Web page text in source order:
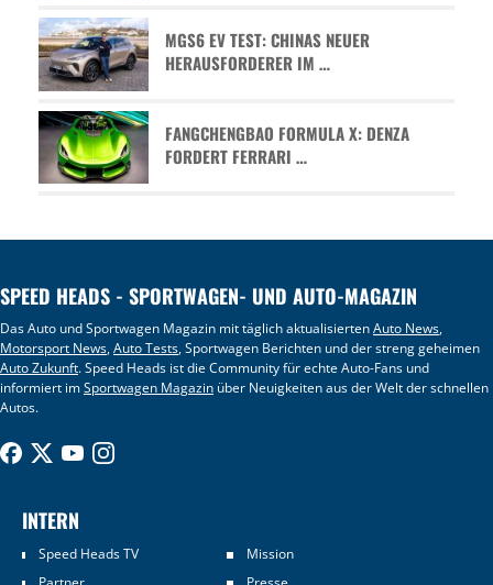
MGS6 EV TEST: CHINAS NEUER
HERAUSFORDERER IM …
FANGCHENGBAO FORMULA X: DENZA
FORDERT FERRARI …
SPEED HEADS - SPORTWAGEN- UND AUTO-MAGAZIN
Das Auto und Sportwagen Magazin mit täglich aktualisiertenAuto News,
Motorsport News,Auto Tests, Sportwagen Berichten und der streng geheimen
Auto Zukunft. Speed Heads ist die Community für echte Auto-Fans und
informiert imSportwagen Magazin über Neuigkeiten aus der Welt der schnellen
Autos.
INTERN
Speed Heads TV
Mission